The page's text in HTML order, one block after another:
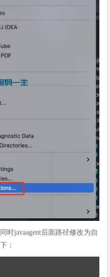
时javaagent后面路径修改为自
：